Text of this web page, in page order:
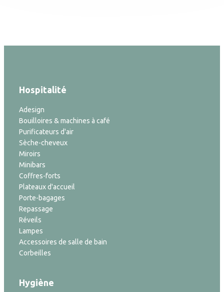
Hospitalité
Adesign
Bouilloires & machines à café
Purificateurs d'air
Sèche-cheveux
Miroirs
Minibars
Coffres-forts
Plateaux d'accueil
Porte-bagages
Repassage
Réveils
Lampes
Accessoires de salle de bain
Corbeilles
Hygiène